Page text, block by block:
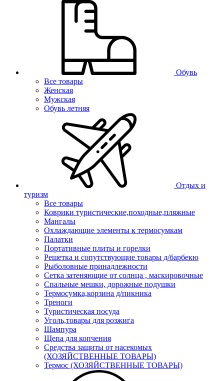
Обувь
Все товары
Женская
Мужская
Обувь летняя
Отдых и
туризм
Все товары
Коврики туристические,походные,пляжные
Мангалы
Охлаждающие элементы к термосумкам
Палатки
Портативные плиты и горелки
Решетка и сопутствующие товары д/барбекю
Рыболовные принадлежности
Сетка затеняющие от солнца , маскировочные
Спальные мешки, дорожные подушки
Термосумка,корзина д/пикника
Треноги
Туристическая посуда
Уголь,товары для розжига
Шампура
Щепа для копчения
Средства защиты от насекомых
(ХОЗЯЙСТВЕННЫЕ ТОВАРЫ)
Термос (ХОЗЯЙСТВЕННЫЕ ТОВАРЫ)